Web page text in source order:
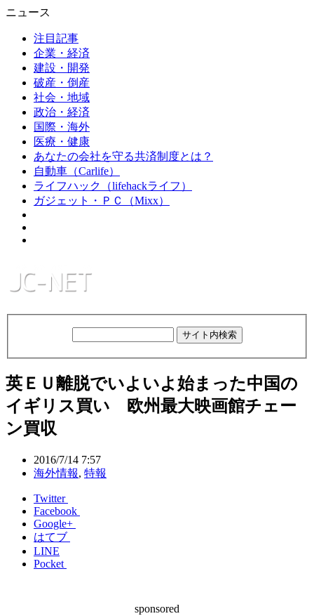
ニュース
注目記事
企業・経済
建設・開発
破産・倒産
社会・地域
政治・経済
国際・海外
医療・健康
あなたの会社を守る共済制度とは？
自動車（Carlife）
ライフハック（lifehackライフ）
ガジェット・ＰＣ（Mixx）
英ＥＵ離脱でいよいよ始まった中国の
イギリス買い 欧州最大映画館チェー
ン買収
2016/7/14 7:57
海外情報, 特報
Twitter
Facebook
Google+
はてブ
LINE
Pocket
sponsored